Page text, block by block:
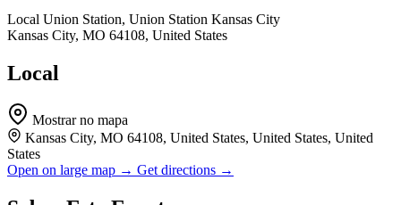
Local Union Station, Union Station Kansas City
Kansas City, MO 64108, United States
Local
Mostrar no mapa
Kansas City, MO 64108, United States, United States, United
States
Open on large map → Get directions →